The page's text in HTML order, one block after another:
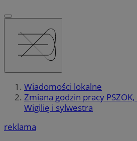
Wiadomości lokalne
Zmiana godzin pracy PSZOK,
Wigilię i sylwestra
reklama